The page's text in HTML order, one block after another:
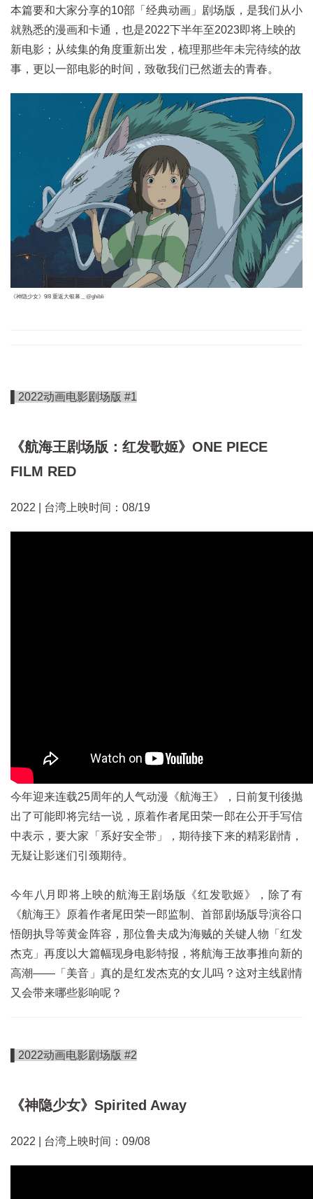
本篇要和大家分享的10部「经典动画」剧场版，是我们从小
就熟悉的漫画和卡通，也是2022下半年至2023即将上映的
新电影；从续集的角度重新出发，梳理那些年未完待续的故
事，更以一部电影的时间，致敬我们已然逝去的青春。
《神隐少女》9/8 重返大银幕＿@ghibli
▌2022动画电影剧场版 #1
《航海王剧场版：红发歌姬》 ONE PIECE
FILM RED
2022 | 台湾上映时间：08/19
今年迎来连载25周年的人气动漫《航海王》，日前复刊後抛
出了可能即将完结一说，原着作者尾田荣一郎在公开手写信
中表示，要大家「系好安全带」，期待接下来的精彩剧情，
无疑让影迷们引颈期待。
今年八月即将上映的航海王剧场版《红发歌姬》，除了有
《航海王》原着作者尾田荣一郎监制、首部剧场版导演谷口
悟朗执导等黄金阵容，那位鲁夫成为海贼的关键人物「红发
杰克」再度以大篇幅现身电影特报，将航海王故事推向新的
高潮——「美音」真的是红发杰克的女儿吗？这对主线剧情
又会带来哪些影响呢？
▌2022动画电影剧场版 #2
《神隐少女》Spirited Away
2022 | 台湾上映时间：09/08